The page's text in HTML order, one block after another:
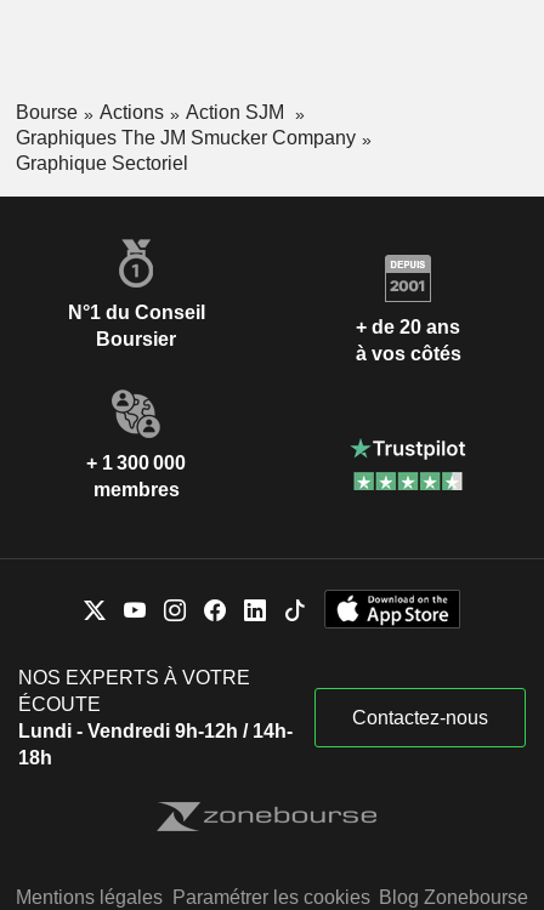
Bourse Actions
Action SJM
Graphiques The JM Smucker Company
Graphique Sectoriel
N°1 du Conseil
Boursier
+ de 20 ans
à vos côtés
+ 1 300 000
membres
NOS EXPERTS À VOTRE
ÉCOUTE
Lundi - Vendredi 9h-12h / 14h-
18h
Contactez-nous
Mentions légales Paramétrer les cookies Blog Zonebourse